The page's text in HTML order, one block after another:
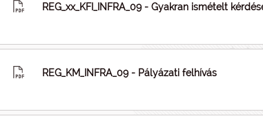
REG_xx_KFI_INFRA_09 - Gyakran ismételt
REG_KM_INFRA_09 - Pályázati felhívás